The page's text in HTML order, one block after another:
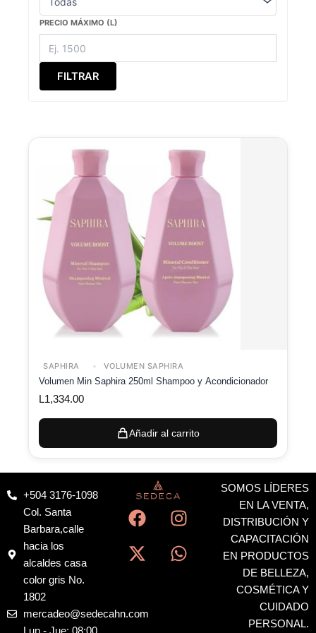
PRECIO MÁXIMO (L)
FILTRAR
SAPHIRA VOLUMEN SAPHIRA
Volumen Min Saphira 250ml Shampoo y Acondicionador
L1,334.00
Añadir al carrito
+504 3176-1098
Col. Santa
Barbara,calle
hacia los
alcaldes casa
color gris No.
1802
mercadeo@sedecahn.com
F
a
c
e
o
I
n
s
t
X
-
t
w
t
W
h
a
t
SOMOS LÍDERES
EN LA VENTA,
DISTRIBUCIÓN Y
CAPACITACIÓN
EN PRODUCTOS
DE BELLEZA,
COSMÉTICA Y
CUIDADO
PERSONAL.